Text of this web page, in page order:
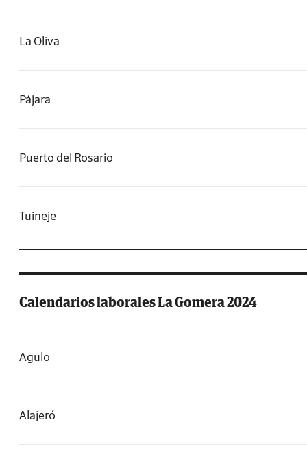
La Oliva
Pájara
Puerto del Rosario
Tuineje
Calendarios laborales La Gomera 2024
Agulo
Alajeró